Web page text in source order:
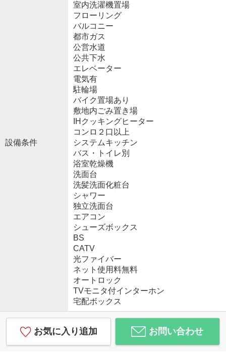
設備条件
室内洗濯機置場
フローリング
バルコニー
都市ガス
公営水道
公共下水
エレベーター
電気有
駐輪場
バイク置場あり
敷地内ごみ置き場
IHクッキングヒーター
コンロ２口以上
システムキッチン
バス・トイレ別
浴室乾燥機
洗面台
洗髪洗面化粧台
シャワー
独立洗面台
エアコン
シューズボックス
BS
CATV
光ファイバー
ネット使用料無料
オートロック
TVモニタ付インターホン
宅配ボックス
お気に入り追加 お問い合わせ